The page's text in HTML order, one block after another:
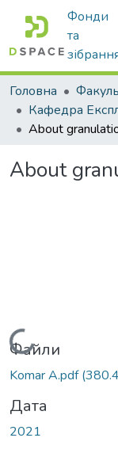
Фонди
та
Головна
About
Вантажиться...
Файли
Komar A.pdf
Дата
2021